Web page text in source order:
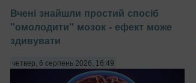
Вчені знайшли простий спосіб
"омолодити" мозок - ефект може
здивувати
четвер, 6 серпень 2026, 16:49